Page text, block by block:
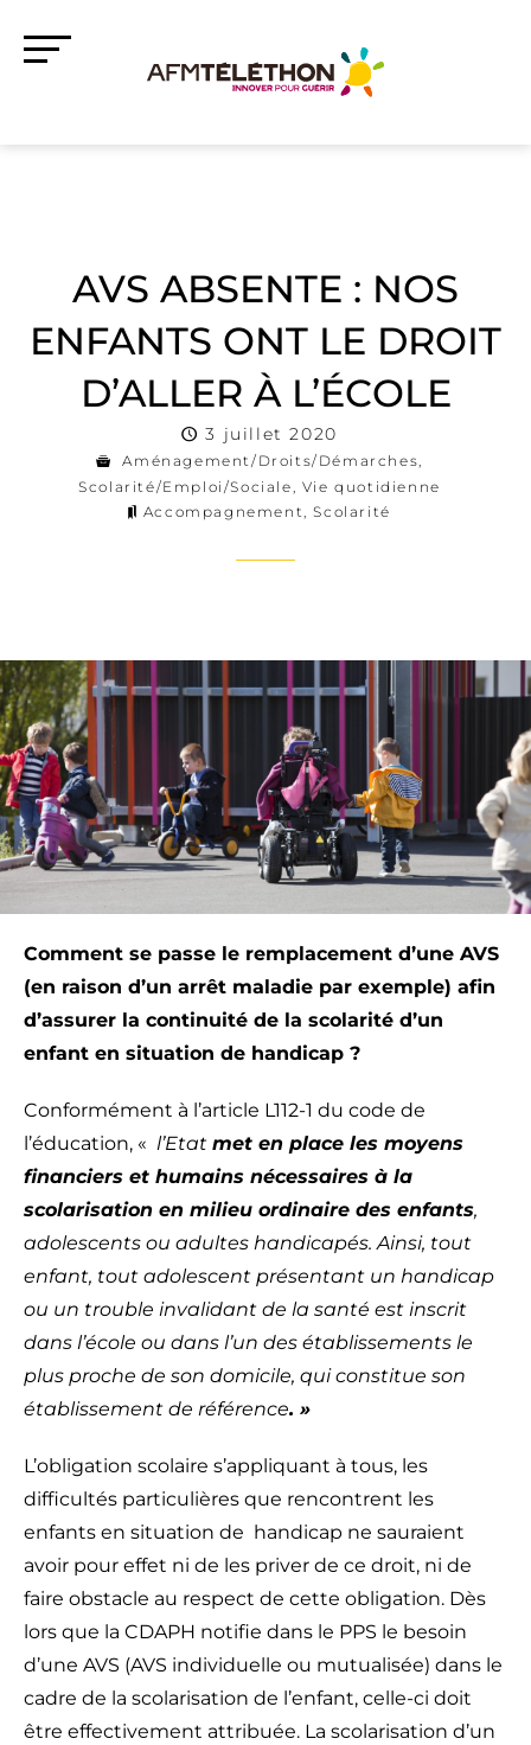
AVS ABSENTE : NOS
ENFANTS ONT LE DROIT
D’ALLER À L’ÉCOLE
3 juillet 2020
Aménagement/Droits/Démarches,
Scolarité/Emploi/Sociale, Vie quotidienne
Accompagnement,Scolarité
Comment se passe le remplacement d’une AVS
(en raison d’un arrêt maladie par exemple) afin
d’assurer la continuité de la scolarité d’un
enfant en situation de handicap ?
Conformément à l’article L112-1 du code de
l’éducation, « l’Etat met en place les moyens
financiers et humains nécessaires à la
scolarisation en milieu ordinaire des enfants,
adolescents ou adultes handicapés. Ainsi, tout
enfant, tout adolescent présentant un handicap
ou un trouble invalidant de la santé est inscrit
dans l’école ou dans l’un des établissements le
plus proche de son domicile, qui constitue son
établissement de référence. »
L’obligation scolaire s’appliquant à tous, les
difficultés particulières que rencontrent les
enfants en situation de handicap ne sauraient
avoir pour effet ni de les priver de ce droit, ni de
faire obstacle au respect de cette obligation. Dès
lors que la CDAPH notifie dans le PPS le besoin
d’une AVS (AVS individuelle ou mutualisée) dans le
cadre de la scolarisation de l’enfant, celle-ci doit
être effectivement attribuée. La scolarisation d’un